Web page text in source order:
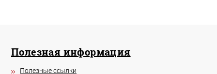
Полезная информация
Полезные ссылки